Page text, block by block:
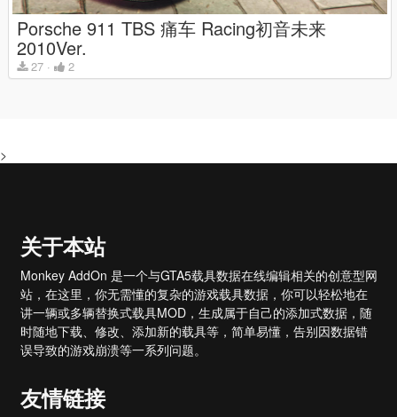
Porsche 911 TBS 痛车 Racing初音未来
2010Ver.
27 · 2
>
关于本站
Monkey AddOn 是一个与GTA5载具数据在线编辑相关的创意型网
站，在这里，你无需懂的复杂的游戏载具数据，你可以轻松地在
讲一辆或多辆替换式载具MOD，生成属于自己的添加式数据，随
时随地下载、修改、添加新的载具等，简单易懂，告别因数据错
误导致的游戏崩溃等一系列问题。
友情链接